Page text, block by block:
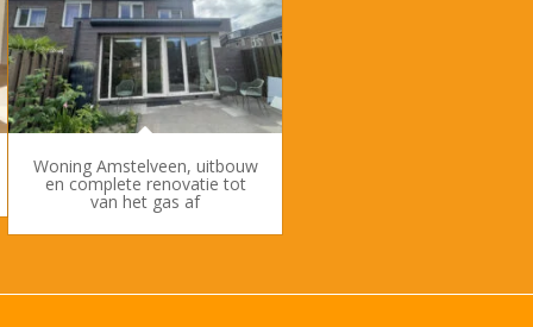
Woning Amstelveen, uitbouw
en complete renovatie tot
van het gas af